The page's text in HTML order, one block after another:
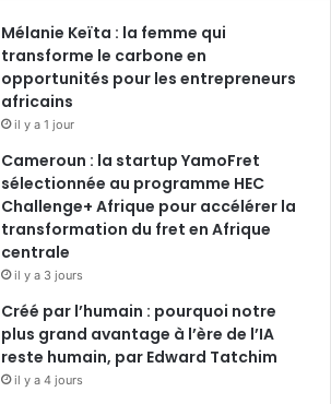
Mélanie Keïta : la femme qui
transforme le carbone en
opportunités pour les entrepreneurs
africains
il y a 1 jour
Cameroun : la startup YamoFret
sélectionnée au programme HEC
Challenge+ Afrique pour accélérer la
transformation du fret en Afrique
centrale
il y a 3 jours
Créé par l’humain : pourquoi notre
plus grand avantage à l’ère de l’IA
reste humain, par Edward Tatchim
il y a 4 jours